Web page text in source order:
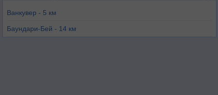
Вaнкувер - 5 км
Баундари-Бей - 14 км